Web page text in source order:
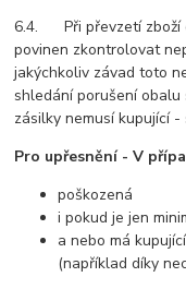
6.4. Při převzetí zboží
povinen zkontrolovat
jakýchkoliv závad toto
shledání porušení obalu
zásilky nemusí kupující
Pro upřesnění - V
poškozená
i pokud je jen
a nebo má
(například díky